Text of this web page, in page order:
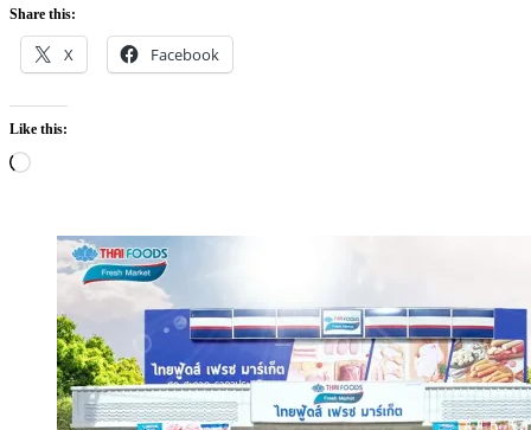
Share this:
X Facebook
Like this:
Loading…